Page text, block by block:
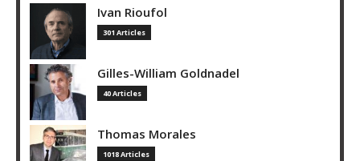
Ivan Rioufol
301 Articles
Gilles-William Goldnadel
40 Articles
Thomas Morales
1018 Articles